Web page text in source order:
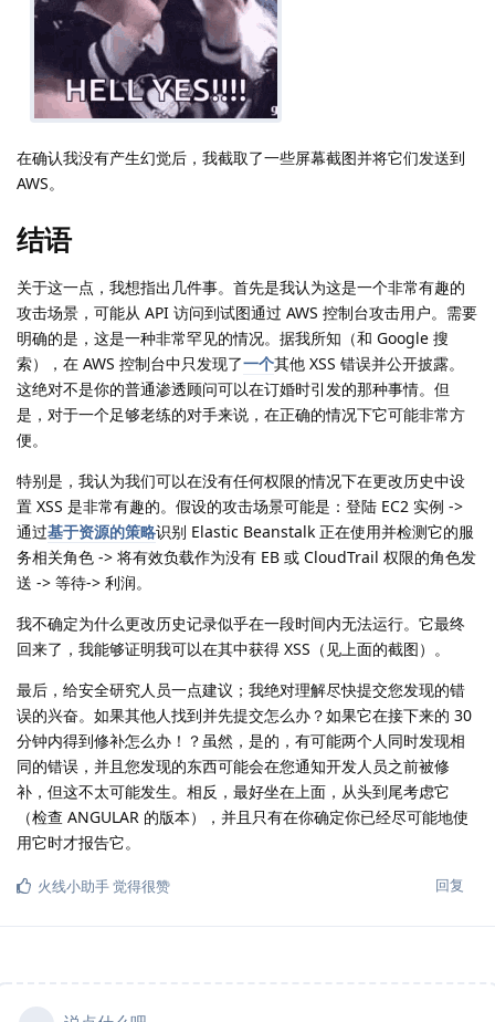
在确认我没有产生幻觉后，我截取了一些屏幕截图并将它们发送到
AWS。
结语
关于这一点，我想指出几件事。首先是我认为这是一个非常有趣的
攻击场景，可能从 API 访问到试图通过 AWS 控制台攻击用户。需要
明确的是，这是一种非常罕见的情况。据我所知（和 Google 搜
索），在 AWS 控制台中只发现了一个其他 XSS 错误并公开披露。
这绝对不是你的普通渗透顾问可以在订婚时引发的那种事情。但
是，对于一个足够老练的对手来说，在正确的情况下它可能非常方
便。
特别是，我认为我们可以在没有任何权限的情况下在更改历史中设
置 XSS 是非常有趣的。假设的攻击场景可能是：登陆 EC2 实例 ->
通过基于资源的策略识别 Elastic Beanstalk 正在使用并检测它的服
务相关角色 -> 将有效负载作为没有 EB 或 CloudTrail 权限的角色发
送 -> 等待-> 利润。
我不确定为什么更改历史记录似乎在一段时间内无法运行。它最终
回来了，我能够证明我可以在其中获得 XSS（见上面的截图）。
最后，给安全研究人员一点建议；我绝对理解尽快提交您发现的错
误的兴奋。如果其他人找到并先提交怎么办？如果它在接下来的 30
分钟内得到修补怎么办！？虽然，是的，有可能两个人同时发现相
同的错误，并且您发现的东西可能会在您通知开发人员之前被修
补，但这不太可能发生。相反，最好坐在上面，从头到尾考虑它
（检查 ANGULAR 的版本），并且只有在你确定你已经尽可能地使
用它时才报告它。
回复
火线小助手觉得很赞